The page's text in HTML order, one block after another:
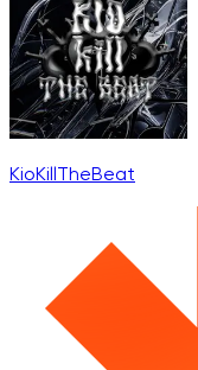
KioKillTheBeat